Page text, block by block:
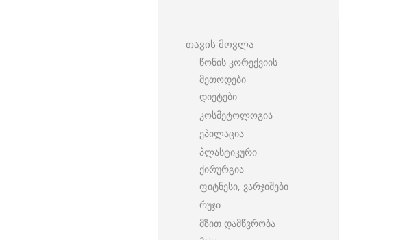
თავის მოვლა
წონის კორექვიის
მეთოდები
დიეტები
კოსმეტოლოგია
ეპილაცია
პლასტიკური
ქირურგია
ფიტნესი, ვარჯიშები
რუჯი
მზით დამწვრობა